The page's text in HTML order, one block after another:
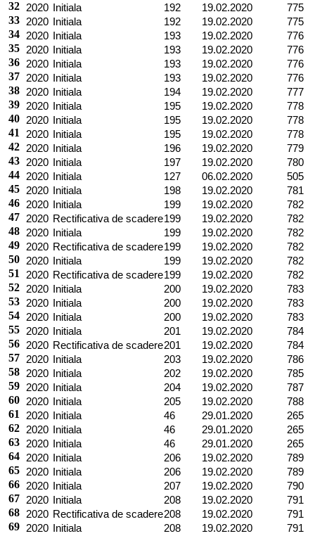
32 2020 Initiala 192 19.02.2020 775
33 2020 Initiala 192 19.02.2020 775
34 2020 Initiala 193 19.02.2020 776
35 2020 Initiala 193 19.02.2020 776
36 2020 Initiala 193 19.02.2020 776
37 2020 Initiala 193 19.02.2020 776
38 2020 Initiala 194 19.02.2020 777
39 2020 Initiala 195 19.02.2020 778
40 2020 Initiala 195 19.02.2020 778
41 2020 Initiala 195 19.02.2020 778
42 2020 Initiala 196 19.02.2020 779
43 2020 Initiala 197 19.02.2020 780
44 2020 Initiala 127 06.02.2020 505
45 2020 Initiala 198 19.02.2020 781
46 2020 Initiala 199 19.02.2020 782
47 2020 Rectificativa de scadere199 19.02.2020 782
48 2020 Initiala 199 19.02.2020 782
49 2020 Rectificativa de scadere199 19.02.2020 782
50 2020 Initiala 199 19.02.2020 782
51 2020 Rectificativa de scadere199 19.02.2020 782
52 2020 Initiala 200 19.02.2020 783
53 2020 Initiala 200 19.02.2020 783
54 2020 Initiala 200 19.02.2020 783
55 2020 Initiala 201 19.02.2020 784
56 2020 Rectificativa de scadere201 19.02.2020 784
57 2020 Initiala 203 19.02.2020 786
58 2020 Initiala 202 19.02.2020 785
59 2020 Initiala 204 19.02.2020 787
60 2020 Initiala 205 19.02.2020 788
61 2020 Initiala 46 29.01.2020 265
62 2020 Initiala 46 29.01.2020 265
63 2020 Initiala 46 29.01.2020 265
64 2020 Initiala 206 19.02.2020 789
65 2020 Initiala 206 19.02.2020 789
66 2020 Initiala 207 19.02.2020 790
67 2020 Initiala 208 19.02.2020 791
68 2020 Rectificativa de scadere208 19.02.2020 791
69 2020 Initiala 208 19.02.2020 791